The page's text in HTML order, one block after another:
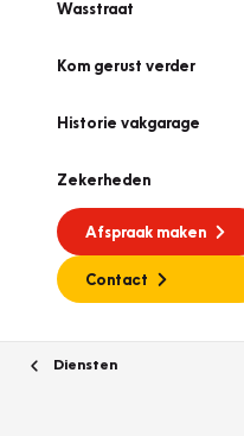
Wasstraat
Kom gerust verder
Historie vakgarage
Zekerheden
Afspraak maken
Contact
Diensten